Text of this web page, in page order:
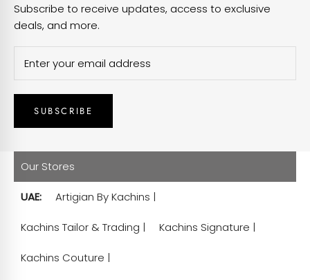
Subscribe to receive updates, access to exclusive
deals, and more.
SUBSCRIBE
Our Stores
UAE: Artigian By Kachins |
Kachins Tailor & Trading | Kachins Signature |
Kachins Couture |